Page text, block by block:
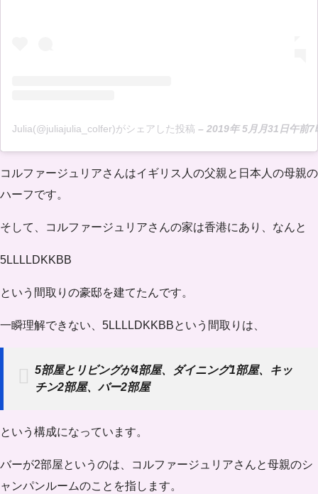
Julia(@juliajulia_colfer)がシェアした投稿 – 2019年 5月月31日午前7
コルファージュリアさんはイギリス人の父親と日本人の母親の
ハーフです。
そして、コルファージュリアさんの家は香港にあり、なんと
5LLLLDKKBB
という間取りの豪邸を建てたんです。
一瞬理解できない、5LLLLDKKBBという間取りは、
5部屋とリビングが4部屋、ダイニング1部屋、キッ
チン2部屋、バー2部屋
という構成になっています。
バーが2部屋というのは、コルファージュリアさんと母親のシ
ャンパンルームのことを指します。